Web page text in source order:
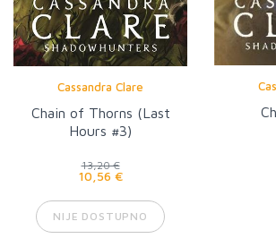
Cassandra Clare
Chain of Thorns (Last
Hours #3)
13,20 €
10,56 €
NIJE DOSTUPNO